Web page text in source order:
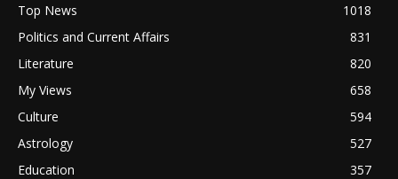
Top News
1018
Politics and Current Affairs
831
Literature
820
My Views
658
Culture
594
Astrology
527
Education
357